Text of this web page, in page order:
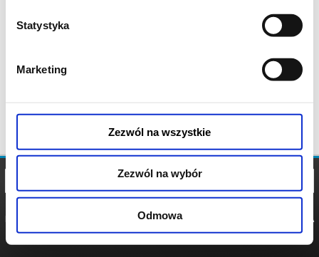
Statystyka
Marketing
Zezwól na wszystkie
Zezwól na wybór
Odmowa
POLITYKA
POLITYKA